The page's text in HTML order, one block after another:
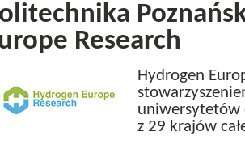
Research
Hydrogen
uniwersytetów
z 29 krajów